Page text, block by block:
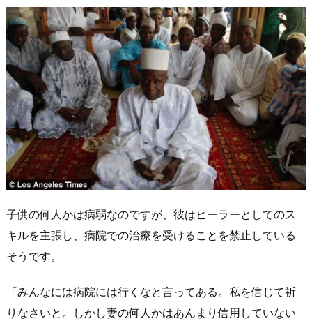
子供の何人かは病弱なのですが、彼はヒーラーとしてのス
キルを主張し、病院での治療を受けることを禁止している
そうです。
「みんなには病院には行くなと言ってある。私を信じて祈
りなさいと。しかし妻の何人かはあんまり信用していない